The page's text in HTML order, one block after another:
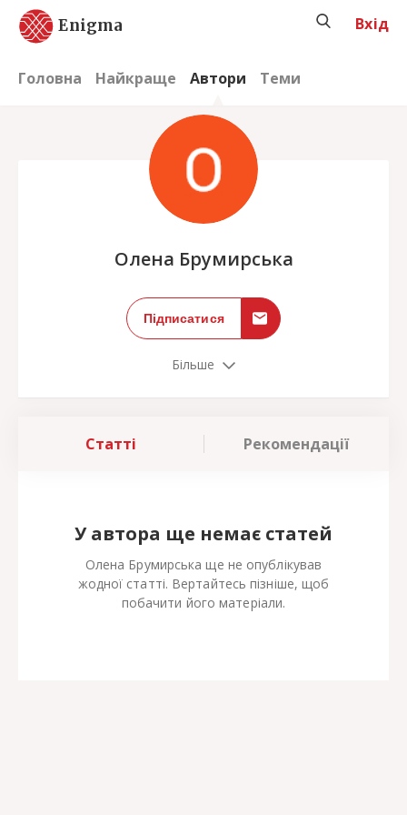
Enigma
Головна Найкраще Автори Теми
Вхід
Олена Брумирська
Підписатися
Більше
Статті Рекомендації
У автора ще немає статей
Олена Брумирська ще не опублікував
жодної статті. Вертайтесь пізніше, щоб
побачити його матеріали.